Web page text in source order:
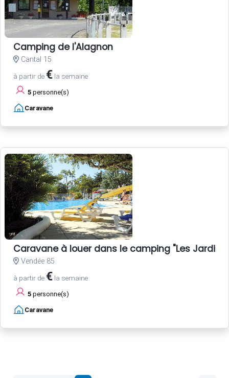
Camping de l'Alagnon
Cantal 15
à partir de € la semaine
5 personne(s)
Caravane
Caravane à louer dans le camping "Les
Vendée 85
à partir de € la semaine
5 personne(s)
Caravane